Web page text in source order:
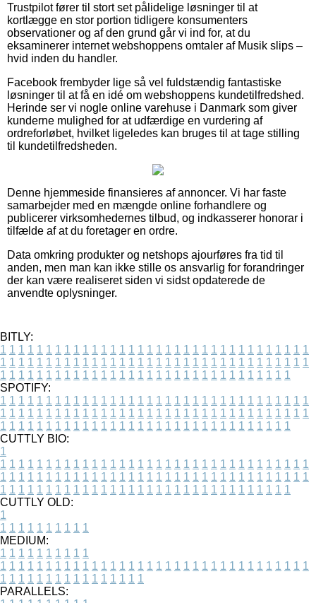
Trustpilot fører til stort set pålidelige løsninger til at
kortlægge en stor portion tidligere konsumenters
observationer og af den grund går vi ind for, at du
eksaminerer internet webshoppens omtaler af Musik slips –
hvid inden du handler.
Facebook frembyder lige så vel fuldstændig fantastiske
løsninger til at få en idé om webshoppens kundetilfredshed.
Herinde ser vi nogle online varehuse i Danmark som giver
kunderne mulighed for at udfærdige en vurdering af
ordreforløbet, hvilket ligeledes kan bruges til at tage stilling
til kundetilfredsheden.
Denne hjemmeside finansieres af annoncer. Vi har faste
samarbejder med en mængde online forhandlere og
publicerer virksomhedernes tilbud, og indkasserer honorar i
tilfælde af at du foretager en ordre.
Data omkring produkter og netshops ajourføres fra tid til
anden, men man kan ikke stille os ansvarlig for forandringer
der kan være realiseret siden vi sidst opdaterede de
anvendte oplysninger.
BITLY:
1 1 1 1 1 1 1 1 1 1 1 1 1 1 1 1 1 1 1 1 1 1 1 1 1 1 1 1 1 1 1 1 1 1
1 1 1 1 1 1 1 1 1 1 1 1 1 1 1 1 1 1 1 1 1 1 1 1 1 1 1 1 1 1 1 1 1 1
1 1 1 1 1 1 1 1 1 1 1 1 1 1 1 1 1 1 1 1 1 1 1 1 1 1 1 1 1 1 1 1
SPOTIFY:
1 1 1 1 1 1 1 1 1 1 1 1 1 1 1 1 1 1 1 1 1 1 1 1 1 1 1 1 1 1 1 1 1 1
1 1 1 1 1 1 1 1 1 1 1 1 1 1 1 1 1 1 1 1 1 1 1 1 1 1 1 1 1 1 1 1 1 1
1 1 1 1 1 1 1 1 1 1 1 1 1 1 1 1 1 1 1 1 1 1 1 1 1 1 1 1 1 1 1 1
CUTTLY BIO:
1
1 1 1 1 1 1 1 1 1 1 1 1 1 1 1 1 1 1 1 1 1 1 1 1 1 1 1 1 1 1 1 1 1 1
1 1 1 1 1 1 1 1 1 1 1 1 1 1 1 1 1 1 1 1 1 1 1 1 1 1 1 1 1 1 1 1 1 1
1 1 1 1 1 1 1 1 1 1 1 1 1 1 1 1 1 1 1 1 1 1 1 1 1 1 1 1 1 1 1 1
CUTTLY OLD:
1
1 1 1 1 1 1 1 1 1 1
MEDIUM:
1 1 1 1 1 1 1 1 1 1
1 1 1 1 1 1 1 1 1 1 1 1 1 1 1 1 1 1 1 1 1 1 1 1 1 1 1 1 1 1 1 1 1 1
1 1 1 1 1 1 1 1 1 1 1 1 1 1 1 1
PARALLELS: